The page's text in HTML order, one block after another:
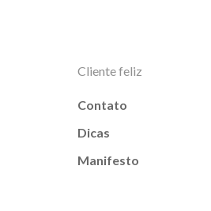
Cliente feliz
Contato
Dicas
Manifesto